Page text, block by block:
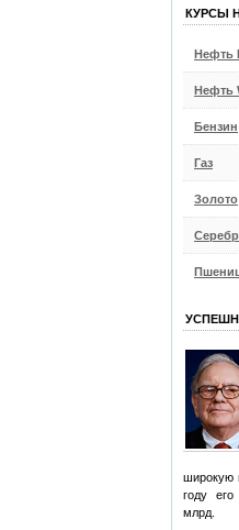
КУРСЫ
Нефть
Нефть
Бензин
Газ
Золото
широкую
году
млрд.